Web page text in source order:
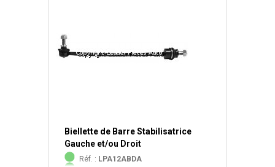
Biellette de Barre Stabilisatrice
Gauche et/ou Droit
Réf. : LPA12ABDA